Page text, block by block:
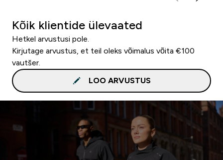
Kõik klientide ülevaated
Hetkel arvustusi pole.
Kirjutage arvustus, et teil oleks võimalus võita €100
vautšer.
LOO ARVUSTUS